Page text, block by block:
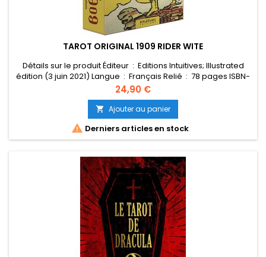
TAROT ORIGINAL 1909 RIDER WITE
Détails sur le produit Éditeur ‏ : ‎ Editions Intuitives; Illustrated
édition (3 juin 2021) Langue ‏ : ‎ Français Relié ‏ : ‎ 78 pages ISBN-
‎ 220 g Dimensions ‏ : ‎ 7 x 3.3 x 12.5 cm
Prix
24,90 €
 Ajouter au panier
 Derniers articles en stock